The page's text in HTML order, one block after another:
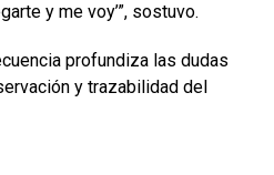
y me voy’”, sostuvo.
profundiza las dudas
y trazabilidad del